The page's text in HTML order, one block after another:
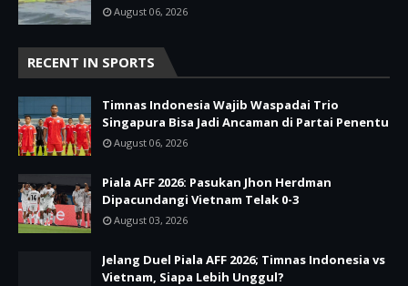
August 06, 2026
RECENT IN SPORTS
Timnas Indonesia Wajib Waspadai Trio
Singapura Bisa Jadi Ancaman di Partai Penentu
August 06, 2026
Piala AFF 2026: Pasukan Jhon Herdman
Dipacundangi Vietnam Telak 0-3
August 03, 2026
Jelang Duel Piala AFF 2026; Timnas Indonesia vs
Vietnam, Siapa Lebih Unggul?